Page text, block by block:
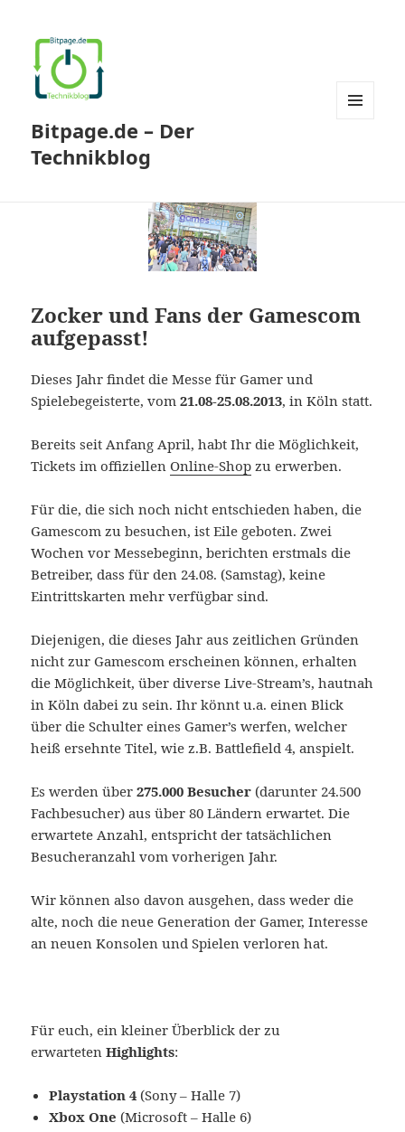
Bitpage.de – Der
Technikblog
Zocker und Fans der Gamescom
aufgepasst!
Dieses Jahr findet die Messe für Gamer und
Spielebegeisterte, vom 21.08-25.08.2013, in Köln statt.
Bereits seit Anfang April, habt Ihr die Möglichkeit,
Tickets im offiziellenOnline-Shop zu erwerben.
Für die, die sich noch nicht entschieden haben, die
Gamescom zu besuchen, ist Eile geboten. Zwei
Wochen vor Messebeginn, berichten erstmals die
Betreiber, dass für den 24.08. (Samstag), keine
Eintrittskarten mehr verfügbar sind.
Diejenigen, die dieses Jahr aus zeitlichen Gründen
nicht zur Gamescom erscheinen können, erhalten
die Möglichkeit, über diverse Live-Stream’s, hautnah
in Köln dabei zu sein. Ihr könnt u.a. einen Blick
über die Schulter eines Gamer’s werfen, welcher
heiß ersehnte Titel, wie z.B. Battlefield 4, anspielt.
Es werden über 275.000 Besucher (darunter 24.500
Fachbesucher) aus über 80 Ländern erwartet. Die
erwartete Anzahl, entspricht der tatsächlichen
Besucheranzahl vom vorherigen Jahr.
Wir können also davon ausgehen, dass weder die
alte, noch die neue Generation der Gamer, Interesse
an neuen Konsolen und Spielen verloren hat.
Für euch, ein kleiner Überblick der zu
erwartetenHighlights:
Playstation 4 (Sony – Halle 7)
Xbox One (Microsoft – Halle 6)